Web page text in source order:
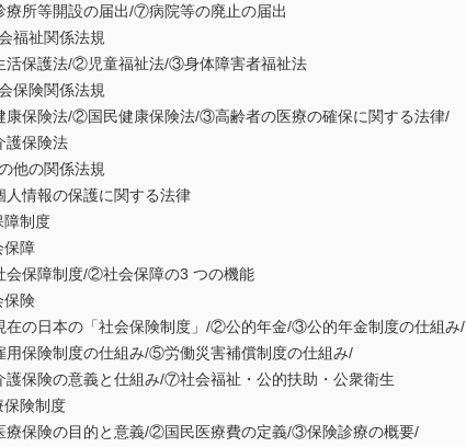
等開設の届出/⑦病院等の廃止の届出
福祉関係法規
護法/②児童福祉法/③身体障害者福祉法
保険関係法規
険法/②国民健康保険法/③高齢者の医療の確保に関する法律/
保険法
他の関係法規
報の保護に関する法律
障制度
障
障制度/②社会保障の3 つの機能
険
日本の「社会保険制度」/②公的年金/③公的年金制度の仕組み/
険制度の仕組み/⑤労働災害補償制度の仕組み/
険の意義と仕組み/⑦社会福祉・公的扶助・公衆衛生
険制度
険の目的と意義/②国民医療費の定義/③保険診療の概要/